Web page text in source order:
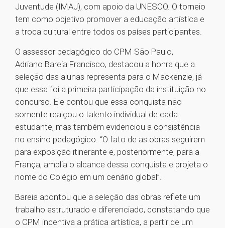
Juventude (IMAJ), com apoio da UNESCO. O torneio
tem como objetivo promover a educação artística e
a troca cultural entre todos os países participantes.
O assessor pedagógico do CPM São Paulo,
Adriano Bareia Francisco, destacou a honra que a
seleção das alunas representa para o Mackenzie, já
que essa foi a primeira participação da instituição no
concurso. Ele contou que essa conquista não
somente realçou o talento individual de cada
estudante, mas também evidenciou a consistência
no ensino pedagógico. “O fato de as obras seguirem
para exposição itinerante e, posteriormente, para a
França, amplia o alcance dessa conquista e projeta o
nome do Colégio em um cenário global”.
Bareia apontou que a seleção das obras reflete um
trabalho estruturado e diferenciado, constatando que
o CPM incentiva a prática artística, a partir de um